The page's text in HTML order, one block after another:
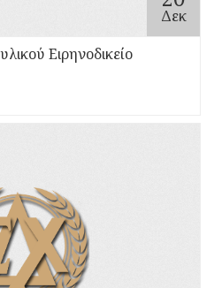
Δεκ
Ειρηνοδικείο